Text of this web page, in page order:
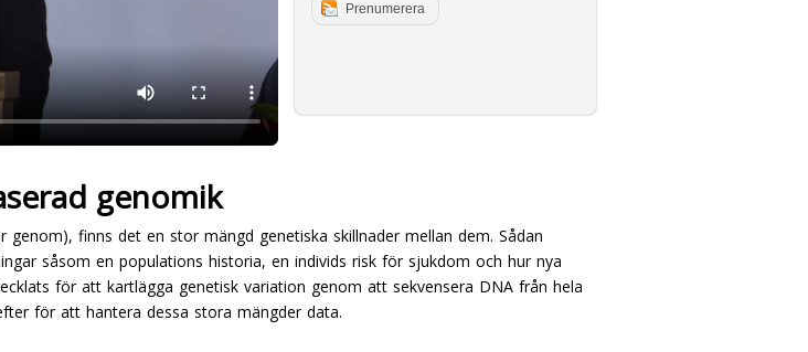
Prenumerera
genomik
finns det en stor mängd genetiska skillnader mellan dem. Sådan
såsom en populations historia, en individs risk för sjukdom och hur nya
för att kartlägga genetisk variation genom att sekvensera DNA från hela
för att hantera dessa stora mängder data.